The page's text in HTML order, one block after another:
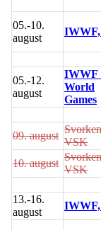
05.-10.
august
05.-12.
august
IWWF
World
Games
09. august
Svorken
VSK
10. august
Svorken
VSK
13.-16.
august